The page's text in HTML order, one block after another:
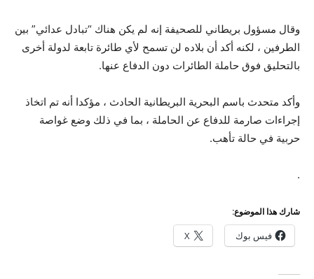
وقال مسؤول بريطاني للصحيفة إنه لم يكن هناك “تبادل عدائي” بين
الطرفين ، لكنه أكد أن بلاده لن تسمح لأي طائرة تابعة لدولة أخرى
بالتحليق فوق حاملة الطائرات دون الدفاع عنها.
وأكد متحدث باسم البحرية البريطانية الحادث ، مؤكدا أنه تم اتخاذ
إجراءات صارمة للدفاع عن الحاملة ، بما في ذلك وضع غواصة
حربية في حالة تأهب.
.
شارك هذا الموضوع:
فيس بوك X